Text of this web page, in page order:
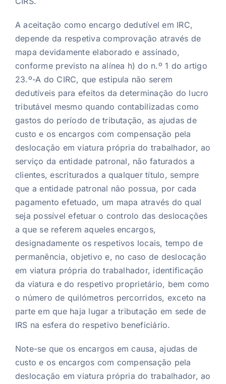
A aceitação como encargo dedutível em IRC,
depende da respetiva comprovação através de
mapa devidamente elaborado e assinado,
conforme previsto na alínea h) do n.º 1 do artigo
23.º-A do CIRC, que estipula não serem
dedutíveis para efeitos da determinação do lucro
tributável mesmo quando contabilizadas como
gastos do período de tributação, as ajudas de
custo e os encargos com compensação pela
deslocação em viatura própria do trabalhador, ao
serviço da entidade patronal, não faturados a
clientes, escriturados a qualquer título, sempre
que a entidade patronal não possua, por cada
pagamento efetuado, um mapa através do qual
seja possível efetuar o controlo das deslocações
a que se referem aqueles encargos,
designadamente os respetivos locais, tempo de
permanência, objetivo e, no caso de deslocação
em viatura própria do trabalhador, identificação
da viatura e do respetivo proprietário, bem como
o número de quilómetros percorridos, exceto na
parte em que haja lugar a tributação em sede de
IRS na esfera do respetivo beneficiário.
Note-se que os encargos em causa, ajudas de
custo e os encargos com compensação pela
deslocação em viatura própria do trabalhador, ao